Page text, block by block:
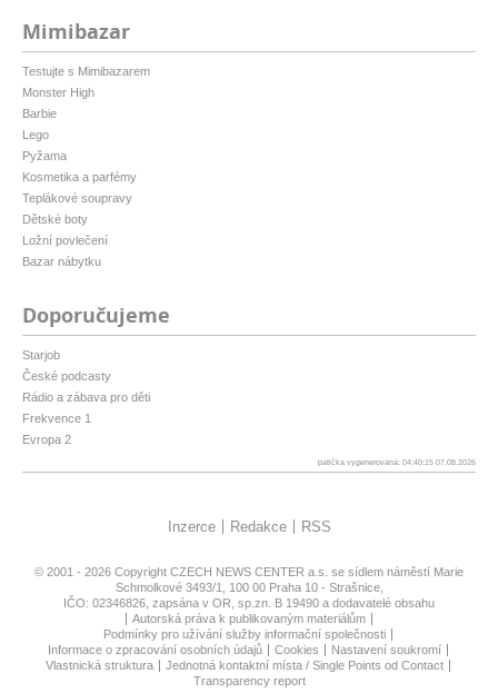
Mimibazar
Testujte s Mimibazarem
Monster High
Barbie
Lego
Pyžama
Kosmetika a parfémy
Teplákové soupravy
Dětské boty
Ložní povlečení
Bazar nábytku
Doporučujeme
Starjob
České podcasty
Rádio a zábava pro děti
Frekvence 1
Evropa 2
patička vygenerovaná: 04:40:15 07.08.2026
Inzerce Redakce RSS
© 2001 - 2026 Copyright CZECH NEWS CENTER a.s. se sídlem náměstí Marie
Schmolkové 3493/1, 100 00 Praha 10 - Strašnice,
IČO: 02346826, zapsána v OR, sp.zn. B 19490 a dodavatelé obsahu
Autorská práva k publikovaným materiálům
Podmínky pro užívání služby informační společnosti
Informace o zpracování osobních údajů
Cookies
Nastavení soukromí
Vlastnická struktura
Jednotná kontaktní místa / Single Points od Contact
Transparency report